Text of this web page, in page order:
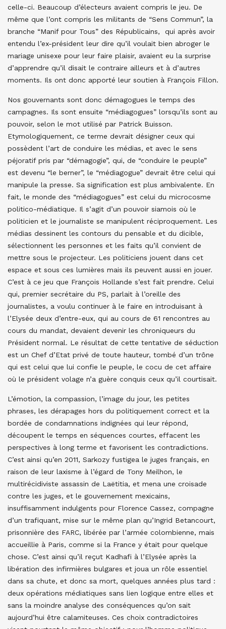
celle-ci. Beaucoup d’électeurs avaient compris le jeu. De
même que l’ont compris les militants de “Sens Commun”, la
branche “Manif pour Tous” des Républicains, qui après avoir
entendu l’ex-président leur dire qu’il voulait bien abroger le
mariage unisexe pour leur faire plaisir, avaient eu la surprise
d’apprendre qu’il disait le contraire ailleurs et à d’autres
moments. Ils ont donc apporté leur soutien à François Fillon.
Nos gouvernants sont donc démagogues le temps des
campagnes. Ils sont ensuite “médiagogues” lorsqu’ils sont au
pouvoir, selon le mot utilisé par Patrick Buisson.
Etymologiquement, ce terme devrait désigner ceux qui
possèdent l’art de conduire les médias, et avec le sens
péjoratif pris par “démagogie”, qui, de “conduire le peuple”
est devenu “le berner”, le “médiagogue” devrait être celui qui
manipule la presse. Sa signification est plus ambivalente. En
fait, le monde des “médiagogues” est celui du microcosme
politico-médiatique. Il s’agit d’un pouvoir siamois où le
politicien et le journaliste se manipulent réciproquement. Les
médias dessinent les contours du pensable et du dicible,
sélectionnent les personnes et les faits qu’il convient de
mettre sous le projecteur. Les politiciens jouent dans cet
espace et sous ces lumières mais ils peuvent aussi en jouer.
C’est à ce jeu que François Hollande s’est fait prendre. Celui
qui, premier secrétaire du PS, parlait à l’oreille des
journalistes, a voulu continuer à le faire en introduisant à
l’Elysée deux d’entre-eux, qui au cours de 61 rencontres au
cours du mandat, devaient devenir les chroniqueurs du
Président normal. Le résultat de cette tentative de séduction
est un Chef d’Etat privé de toute hauteur, tombé d’un trône
qui est celui que lui confie le peuple, le cocu de cet affaire
où le président volage n’a guère conquis ceux qu’il courtisait.
L’émotion, la compassion, l’image du jour, les petites
phrases, les dérapages hors du politiquement correct et la
bordée de condamnations indignées qui leur répond,
découpent le temps en séquences courtes, effacent les
perspectives à long terme et favorisent les contradictions.
C’est ainsi qu’en 2011, Sarkozy fustigea le juges français, en
raison de leur laxisme à l’égard de Tony Meilhon, le
multirécidiviste assassin de Laëtitia, et mena une croisade
contre les juges, et le gouvernement mexicains,
insuffisamment indulgents pour Florence Cassez, compagne
d’un trafiquant, mise sur le même plan qu’Ingrid Betancourt,
prisonnière des FARC, libérée par l’armée colombienne, mais
accueillie à Paris, comme si la France y était pour quelque
chose. C’est ainsi qu’il reçut Kadhafi à l’Elysée après la
libération des infirmières bulgares et joua un rôle essentiel
dans sa chute, et donc sa mort, quelques années plus tard :
deux opérations médiatiques sans lien logique entre elles et
sans la moindre analyse des conséquences qu’on sait
aujourd’hui être calamiteuses. Ces choix contradictoires